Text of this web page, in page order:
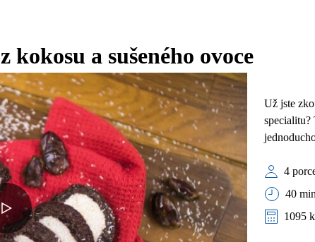
a sušeného ovoce
Už jste
specialitu?
4
40
1095